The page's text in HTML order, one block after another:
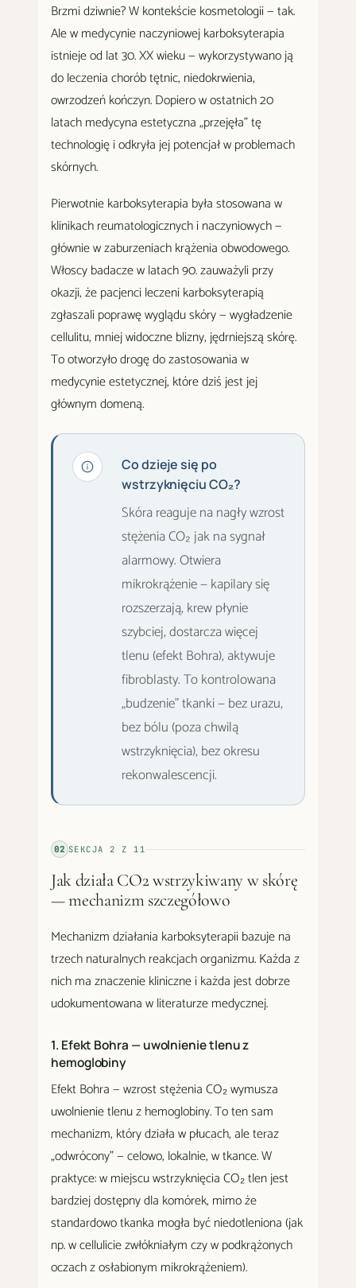
Brzmi dziwnie? W kontekście kosmetologii — tak.
Ale w medycynie naczyniowej karboksyterapia
istnieje od lat 30. XX wieku — wykorzystywano ją
do leczenia chorób tętnic, niedokrwienia,
owrzodzeń kończyn. Dopiero w ostatnich 20
latach medycyna estetyczna „przejęła" tę
technologię i odkryła jej potencjał w problemach
skórnych.
Pierwotnie karboksyterapia była stosowana w
klinikach reumatologicznych i naczyniowych —
głównie w zaburzeniach krążenia obwodowego.
Włoscy badacze w latach 90. zauważyli przy
okazji, że pacjenci leczeni karboksyterapią
zgłaszali poprawę wyglądu skóry — wygładzenie
cellulitu, mniej widoczne blizny, jędrniejszą skórę.
To otworzyło drogę do zastosowania w
medycynie estetycznej, które dziś jest jej
głównym domeną.
Co dzieje się po
wstrzyknięciu CO₂?
Skóra reaguje na nagły wzrost
stężenia CO₂ jak na sygnał
alarmowy. Otwiera
mikrokrążenie — kapilary się
rozszerzają, krew płynie
szybciej, dostarcza więcej
tlenu (efekt Bohra), aktywuje
fibroblasty. To kontrolowana
„budzenie" tkanki — bez urazu,
bez bólu (poza chwilą
wstrzyknięcia), bez okresu
rekonwalescencji.
02 SEKCJA 2 Z 11
Jak działa CO2 wstrzykiwany w skórę
— mechanizm szczegółowo
Mechanizm działania karboksyterapii bazuje na
trzech naturalnych reakcjach organizmu. Każda z
nich ma znaczenie kliniczne i każda jest dobrze
udokumentowana w literaturze medycznej.
1. Efekt Bohra — uwolnienie tlenu z
hemoglobiny
Efekt Bohra — wzrost stężenia CO₂ wymusza
uwolnienie tlenu z hemoglobiny. To ten sam
mechanizm, który działa w płucach, ale teraz
„odwrócony" — celowo, lokalnie, w tkance. W
praktyce: w miejscu wstrzyknięcia CO₂ tlen jest
bardziej dostępny dla komórek, mimo że
standardowo tkanka mogła być niedotleniona (jak
np. w cellulicie zwłókniałym czy w podkrążonych
oczach z osłabionym mikrokrążeniem).